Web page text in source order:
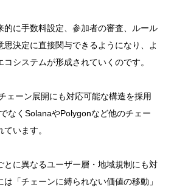
的に手数料設定、参加者の審査、ルール
思決定に直接関与できるようになり、よ
システムが形成されていくのです。
ェーン展開にも対応可能な構造を採用
なくSolanaやPolygonなど他のチェー
います。
とに異なるユーザー層・地域規制にも対
「チェーンに縛られない価値の移動」